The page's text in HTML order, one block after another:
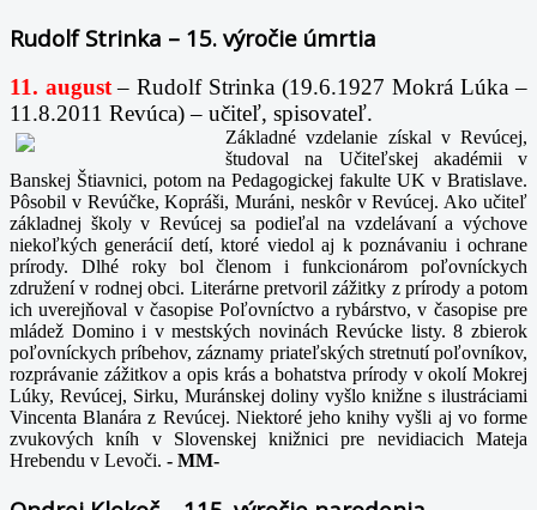
Rudolf Strinka – 15. výročie úmrtia
11. august – Rudolf Strinka (19.6.1927 Mokrá Lúka –
11.8.2011 Revúca) – učiteľ, spisovateľ.
Základné vzdelanie získal v Revúcej,
študoval na Učiteľskej akadémii v
Banskej Štiavnici, potom na Pedagogickej fakulte UK v Bratislave.
Pôsobil v Revúčke, Kopráši, Muráni, neskôr v Revúcej. Ako učiteľ
základnej školy v Revúcej sa podieľal na vzdelávaní a výchove
niekoľkých generácií detí, ktoré viedol aj k poznávaniu i ochrane
prírody. Dlhé roky bol členom i funkcionárom poľovníckych
združení v rodnej obci. Literárne pretvoril zážitky z prírody a potom
ich uverejňoval v časopise Poľovníctvo a rybárstvo, v časopise pre
mládež Domino i v mestských novinách Revúcke listy. 8 zbierok
poľovníckych príbehov, záznamy priateľských stretnutí poľovníkov,
rozprávanie zážitkov a opis krás a bohatstva prírody v okolí Mokrej
Lúky, Revúcej, Sirku, Muránskej doliny vyšlo knižne s ilustráciami
Vincenta Blanára z Revúcej. Niektoré jeho knihy vyšli aj vo forme
zvukových kníh v Slovenskej knižnici pre nevidiacich Mateja
Hrebendu v Levoči. - MM-